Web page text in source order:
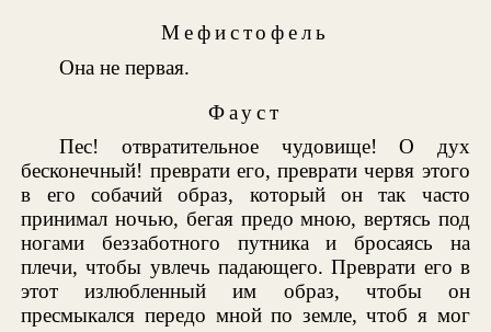
Мефистофель
Она не первая.
Фауст
Пес! отвратительное чудовище! О дух
бесконечный! преврати его, преврати червя этого
в его собачий образ, который он так часто
принимал ночью, бегая предо мною, вертясь под
ногами беззаботного путника и бросаясь на
плечи, чтобы увлечь падающего. Преврати его в
этот излюбленный им образ, чтобы он
пресмыкался передо мной по земле, чтоб я мог